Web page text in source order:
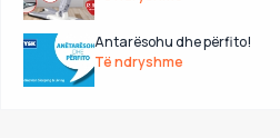
Antarësohu dhe përfito!
Të ndryshme